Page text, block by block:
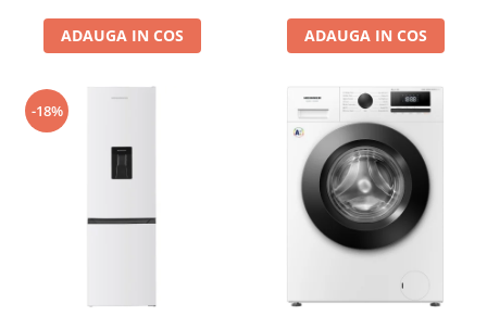
ADAUGA IN COS ADAUGA IN COS
-18%